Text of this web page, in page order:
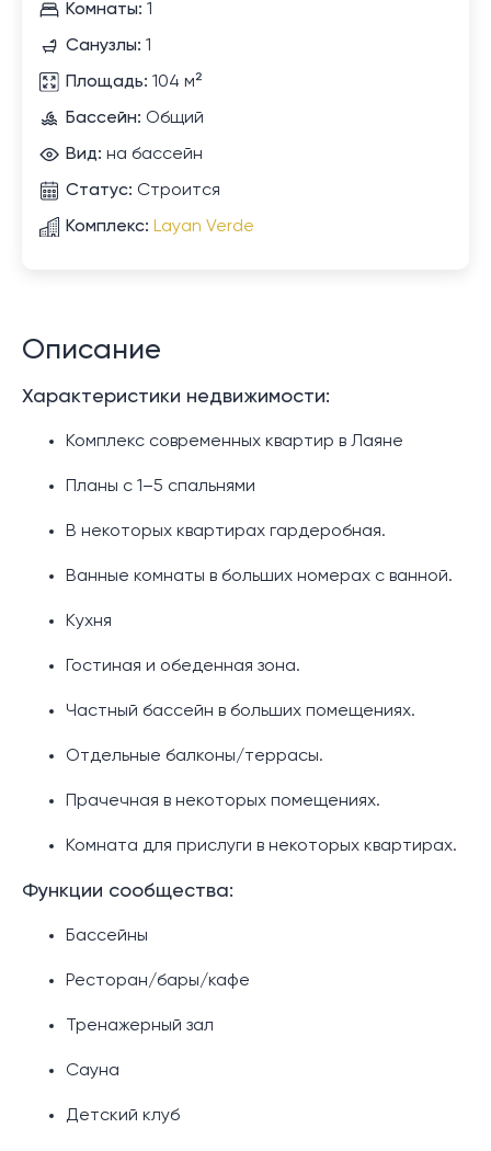
Комнаты: 1
Санузлы: 1
Площадь: 104 м²
Бассейн: Общий
Вид: на бассейн
Статус: Строится
Комплекс: Layan Verde
Описание
Характеристики недвижимости:
Комплекс современных квартир в Лаяне
Планы с 1–5 спальнями
В некоторых квартирах гардеробная.
Ванные комнаты в больших номерах с ванной.
Кухня
Гостиная и обеденная зона.
Частный бассейн в больших помещениях.
Отдельные балконы/террасы.
Прачечная в некоторых помещениях.
Комната для прислуги в некоторых квартирах.
Функции сообщества:
Бассейны
Ресторан/бары/кафе
Тренажерный зал
Сауна
Детский клуб